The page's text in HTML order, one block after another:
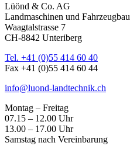
Lüönd & Co. AG
Landmaschinen und Fahrzeugbau
Waagtalstrasse 7
CH-8842 Unteriberg
Tel. +41 (0)55 414 60 40
Fax +41 (0)55 414 60 44
info@luond-landtechnik.ch
Montag – Freitag
07.15 – 12.00 Uhr
13.00 – 17.00 Uhr
Samstag nach Vereinbarung